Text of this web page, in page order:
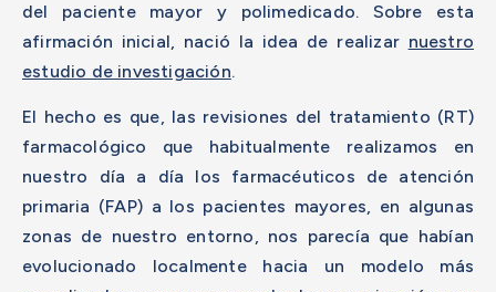
del paciente mayor y polimedicado. Sobre esta
afirmación inicial, nació la idea de realizar nuestro
estudio de investigación.
El hecho es que, las revisiones del tratamiento (RT)
farmacológico que habitualmente realizamos en
nuestro día a día los farmacéuticos de atención
primaria (FAP) a los pacientes mayores, en algunas
zonas de nuestro entorno, nos parecía que habían
evolucionado localmente hacia un modelo más